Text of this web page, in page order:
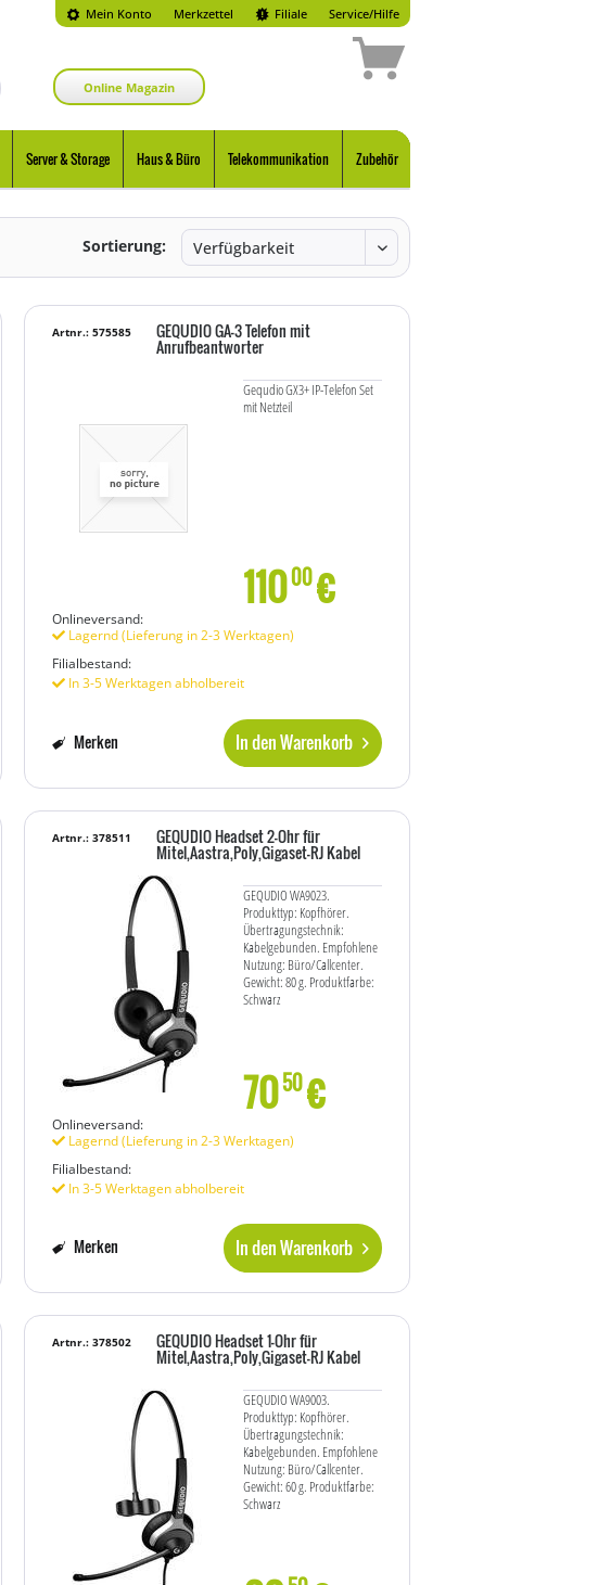
Mein Konto Merkzettel Filiale Service/Hilfe
Online Magazin
Server & Storage Haus & Büro Telekommunikation Zubehör
Sortierung:
GEQUDIO GA-3 Telefon mit
Anrufbeantworter
Gequdio GX3+ IP-Telefon Set
mit Netzteil
Artnr.: 575585
11000€
Onlineversand:
Lagernd (Lieferung in 2-3 Werktagen)
Filialbestand:
In 3-5 Werktagen abholbereit
In den Warenkorb
Merken
GEQUDIO Headset 2-Ohr für
Mitel,Aastra,Poly,Gigaset-RJ Kabel
GEQUDIO WA9023.
Produkttyp: Kopfhörer.
Übertragungstechnik:
Kabelgebunden. Empfohlene
Nutzung: Büro/Callcenter.
Gewicht: 80 g. Produktfarbe:
Schwarz
Artnr.: 378511
7050€
Onlineversand:
Lagernd (Lieferung in 2-3 Werktagen)
Filialbestand:
In 3-5 Werktagen abholbereit
In den Warenkorb
Merken
GEQUDIO Headset 1-Ohr für
Mitel,Aastra,Poly,Gigaset-RJ Kabel
GEQUDIO WA9003.
Produkttyp: Kopfhörer.
Übertragungstechnik:
Kabelgebunden. Empfohlene
Nutzung: Büro/Callcenter.
Gewicht: 60 g. Produktfarbe:
Schwarz
Artnr.: 378502